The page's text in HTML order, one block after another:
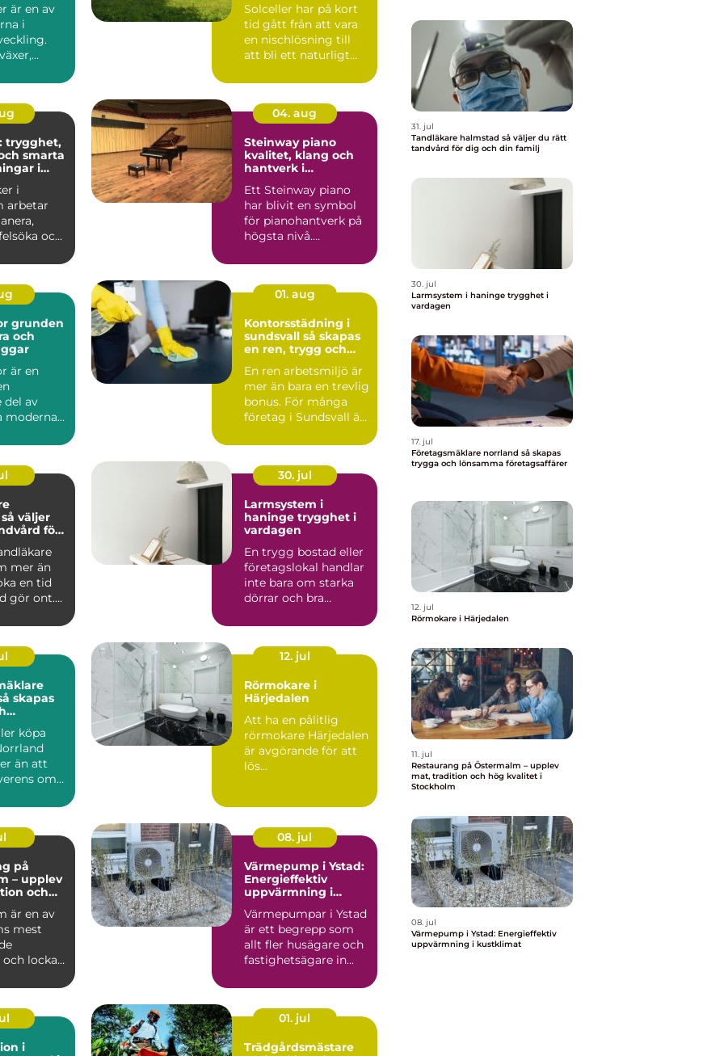
är en av
i
Solceller har på kort
tid gått från att vara
en nischlösning till
att bli ett naturligt
trygghet,
smarta
i
i
arbetar
och
04. aug
Steinway piano
kvalitet, klang och
hantverk i
Ett Steinway piano
har blivit en symbol
för pianohantverk på
högsta nivå.
används på ko...
och
är en
del av
moderna
01. aug
Kontorsstädning i
sundsvall så skapas
en ren, trygg och
En ren arbetsmiljö är
mer än bara en trevlig
bonus. För många
företag i Sundsvall är
för
mer än
en tid
gör ont.
30. jul
Larmsystem i
haninge trygghet i
vardagen
En trygg bostad eller
företagslokal handlar
inte bara om starka
dörrar och bra
köpa
än att
om
12. jul
Rörmokare i
Härjedalen
Att ha en pålitlig
rörmokare Härjedalen
är avgörande för att
lös...
på
– upplev
och
är en av
mest
och lockar
08. jul
Värmepump i Ystad:
Energieffektiv
uppvärmning i
Värmepumpar i Ystad
är ett begrepp som
allt fler husägare och
fastighetsägare in...
i
01. jul
Trädgårdsmästare
31. jul
Tandläkare halmstad så väljer du rätt
tandvård för dig och din familj
30. jul
Larmsystem i haninge trygghet i
vardagen
17. jul
Företagsmäklare norrland så skapas
trygga och lönsamma företagsaffärer
12. jul
Rörmokare i Härjedalen
11. jul
Restaurang på Östermalm – upplev
mat, tradition och hög kvalitet i
Stockholm
08. jul
Värmepump i Ystad: Energieffektiv
uppvärmning i kustklimat